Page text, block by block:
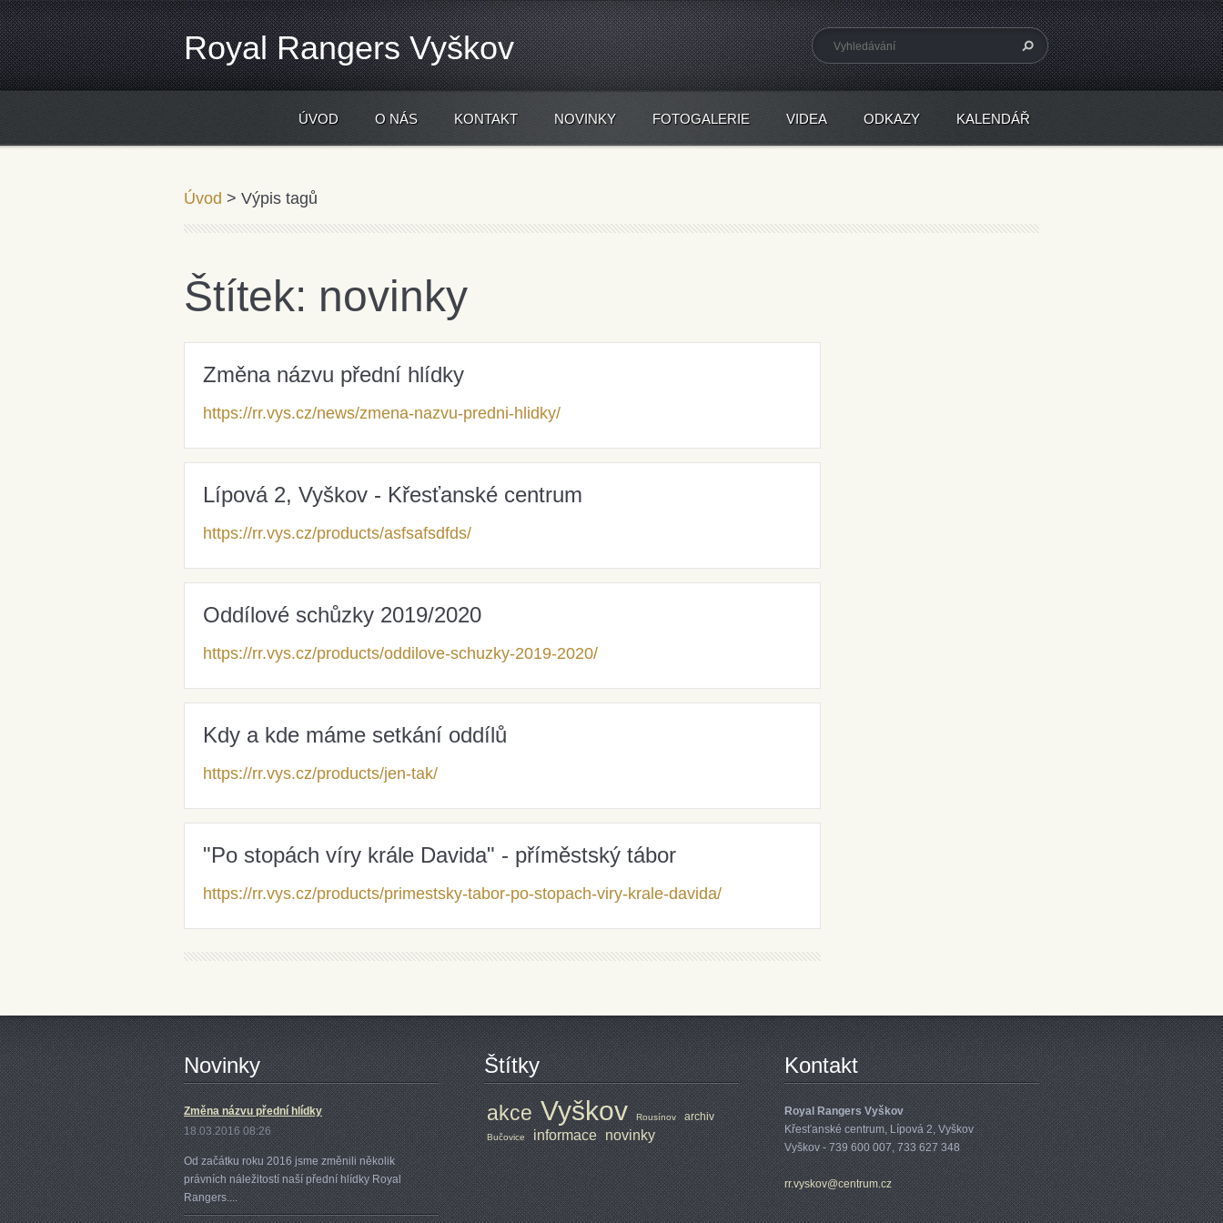
Royal Rangers Vyškov
ÚVOD O NÁS KONTAKT NOVINKY FOTOGALERIE VIDEA ODKAZY KALENDÁŘ
Úvod > Výpis tagů
Štítek: novinky
Změna názvu přední hlídky
https://rr.vys.cz/news/zmena-nazvu-predni-hlidky/
Lípová 2, Vyškov - Křesťanské centrum
https://rr.vys.cz/products/asfsafsdfds/
Oddílové schůzky 2019/2020
https://rr.vys.cz/products/oddilove-schuzky-2019-2020/
Kdy a kde máme setkání oddílů
https://rr.vys.cz/products/jen-tak/
"Po stopách víry krále Davida" - příměstský tábor
https://rr.vys.cz/products/primestsky-tabor-po-stopach-viry-krale-davida/
Novinky
Změna názvu přední hlídky
18.03.2016 08:26
Od začátku roku 2016 jsme změnili několik
právních náležitostí naší přední hlídky Royal
Rangers....
Štítky
akce Vyškov Rousínov archiv
Bučovice informace novinky
Kontakt
Royal Rangers Vyškov
Křesťanské centrum, Lípová 2, Vyškov
Vyškov - 739 600 007, 733 627 348
rr.vyskov@centrum.cz